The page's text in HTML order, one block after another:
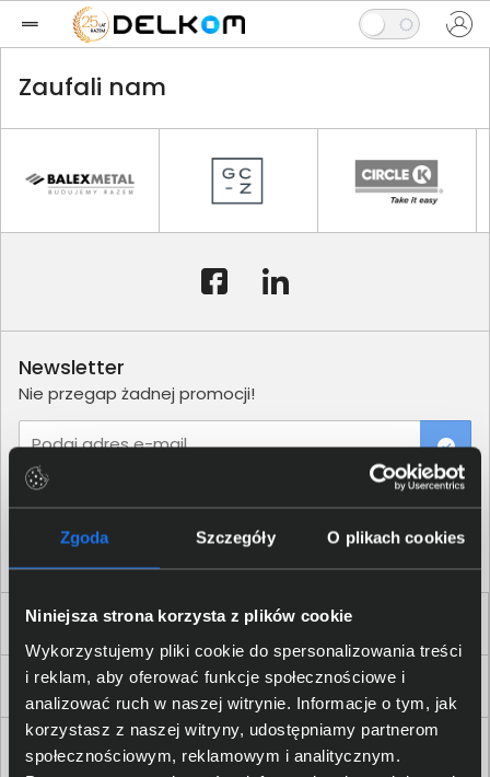
Zgoda Szczegóły O plikach cookies
Niniejsza strona korzysta z plików cookie
Wykorzystujemy pliki cookie do spersonalizowania treści
i reklam, aby oferować funkcje społecznościowe i
analizować ruch w naszej witrynie. Informacje o tym, jak
korzystasz z naszej witryny, udostępniamy partnerom
społecznościowym, reklamowym i analitycznym.
Zaufali nam
Dla Firm i Instytucji
Zakupy
Delkom 2000
Newsletter
Nie przegap żadnej promocji!
Podaj adres e-mail